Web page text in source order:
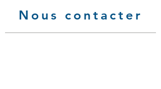
Nous contacter